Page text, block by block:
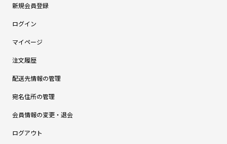
新規会員登録
ログイン
マイページ
注文履歴
配送先情報の管理
宛名住所の管理
会員情報の変更・退会
ログアウト